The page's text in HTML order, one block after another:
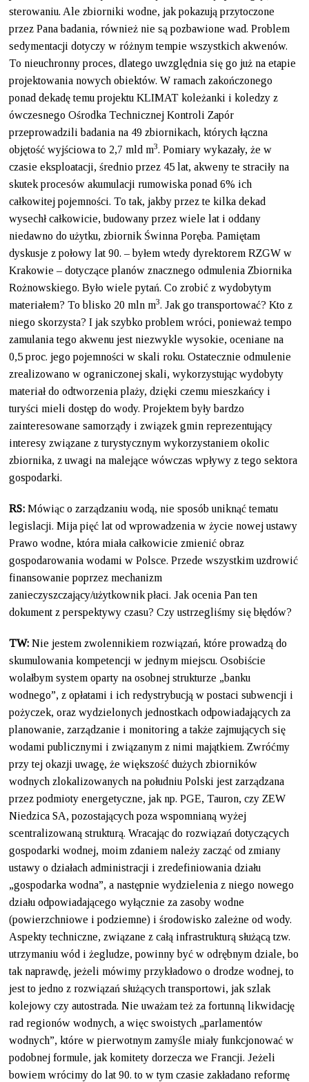
sterowaniu. Ale zbiorniki wodne, jak pokazują przytoczone
przez Pana badania, również nie są pozbawione wad. Problem
sedymentacji dotyczy w różnym tempie wszystkich akwenów.
To nieuchronny proces, dlatego uwzględnia się go już na etapie
projektowania nowych obiektów. W ramach zakończonego
ponad dekadę temu projektu KLIMAT koleżanki i koledzy z
ówczesnego Ośrodka Technicznej Kontroli Zapór
przeprowadzili badania na 49 zbiornikach, których łączna
objętość wyjściowa to 2,7 mld m3. Pomiary wykazały, że w
czasie eksploatacji, średnio przez 45 lat, akweny te straciły na
skutek procesów akumulacji rumowiska ponad 6% ich
całkowitej pojemności. To tak, jakby przez te kilka dekad
wysechł całkowicie, budowany przez wiele lat i oddany
niedawno do użytku, zbiornik Świnna Poręba. Pamiętam
dyskusje z połowy lat 90. – byłem wtedy dyrektorem RZGW w
Krakowie – dotyczące planów znacznego odmulenia Zbiornika
Rożnowskiego. Było wiele pytań. Co zrobić z wydobytym
materiałem? To blisko 20 mln m3. Jak go transportować? Kto z
niego skorzysta? I jak szybko problem wróci, ponieważ tempo
zamulania tego akwenu jest niezwykle wysokie, oceniane na
0,5 proc. jego pojemności w skali roku. Ostatecznie odmulenie
zrealizowano w ograniczonej skali, wykorzystując wydobyty
materiał do odtworzenia plaży, dzięki czemu mieszkańcy i
turyści mieli dostęp do wody. Projektem były bardzo
zainteresowane samorządy i związek gmin reprezentujący
interesy związane z turystycznym wykorzystaniem okolic
zbiornika, z uwagi na malejące wówczas wpływy z tego sektora
gospodarki.
RS: Mówiąc o zarządzaniu wodą, nie sposób uniknąć tematu
legislacji. Mija pięć lat od wprowadzenia w życie nowej ustawy
Prawo wodne, która miała całkowicie zmienić obraz
gospodarowania wodami w Polsce. Przede wszystkim uzdrowić
finansowanie poprzez mechanizm
zanieczyszczający/użytkownik płaci. Jak ocenia Pan ten
dokument z perspektywy czasu? Czy ustrzegliśmy się błędów?
TW: Nie jestem zwolennikiem rozwiązań, które prowadzą do
skumulowania kompetencji w jednym miejscu. Osobiście
wolałbym system oparty na osobnej strukturze „banku
wodnego”, z opłatami i ich redystrybucją w postaci subwencji i
pożyczek, oraz wydzielonych jednostkach odpowiadających za
planowanie, zarządzanie i monitoring a także zajmujących się
wodami publicznymi i związanym z nimi majątkiem. Zwróćmy
przy tej okazji uwagę, że większość dużych zbiorników
wodnych zlokalizowanych na południu Polski jest zarządzana
przez podmioty energetyczne, jak np. PGE, Tauron, czy ZEW
Niedzica SA, pozostających poza wspomnianą wyżej
scentralizowaną strukturą. Wracając do rozwiązań dotyczących
gospodarki wodnej, moim zdaniem należy zacząć od zmiany
ustawy o działach administracji i zredefiniowania działu
„gospodarka wodna”, a następnie wydzielenia z niego nowego
działu odpowiadającego wyłącznie za zasoby wodne
(powierzchniowe i podziemne) i środowisko zależne od wody.
Aspekty techniczne, związane z całą infrastrukturą służącą tzw.
utrzymaniu wód i żegludze, powinny być w odrębnym dziale, bo
tak naprawdę, jeżeli mówimy przykładowo o drodze wodnej, to
jest to jedno z rozwiązań służących transportowi, jak szlak
kolejowy czy autostrada. Nie uważam też za fortunną likwidację
rad regionów wodnych, a więc swoistych „parlamentów
wodnych”, które w pierwotnym zamyśle miały funkcjonować w
podobnej formule, jak komitety dorzecza we Francji. Jeżeli
bowiem wrócimy do lat 90. to w tym czasie zakładano reformę